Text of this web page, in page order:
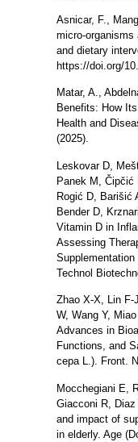
Asnicar, F.,
micro-
and dietary
https://doi.org/
Matar, A.,
Benefits: How
Health and
(2025).
Leskovar D,
Panek M, Čipčić
Rogić D, Barišić
Bender D,
Vitamin D in
Assessing
Technol
Zhao X-X, Lin F-
W, Wang Y,
Advances in
Functions, and
cepa L.). Front.
Mocchegiani E,
Giacconi R,
and impact of
in elderly. Age